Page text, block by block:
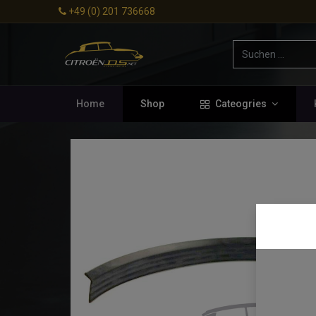
+49 (0) 201 736668
Home Shop Cateogries